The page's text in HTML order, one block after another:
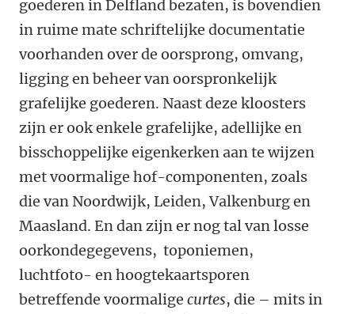
goederen in Delfland bezaten, is bovendien
in ruime mate schriftelijke documentatie
voorhanden over de oorsprong, omvang,
ligging en beheer van oorspronkelijk
grafelijke goederen. Naast deze kloosters
zijn er ook enkele grafelijke, adellijke en
bisschoppelijke eigenkerken aan te wijzen
met voormalige hof-componenten, zoals
die van Noordwijk, Leiden, Valkenburg en
Maasland. En dan zijn er nog tal van losse
oorkondegegevens, toponiemen,
luchtfoto- en hoogtekaartsporen
betreffende voormalige curtes, die – mits in